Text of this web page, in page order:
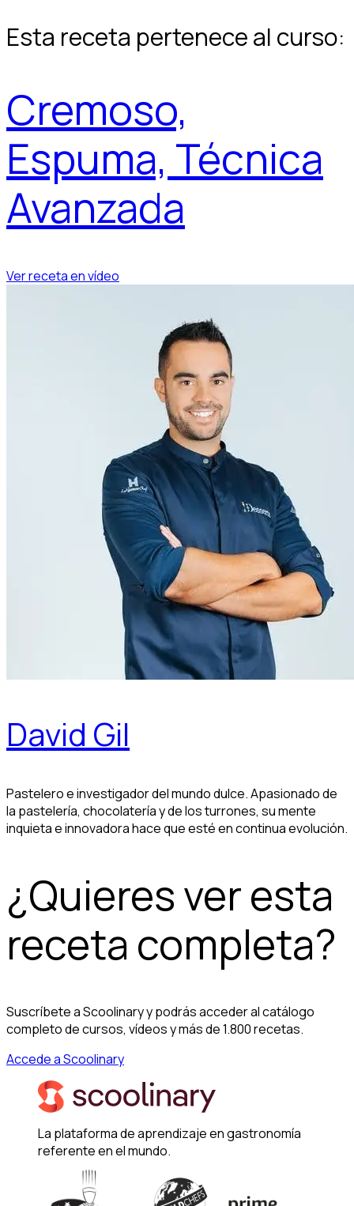
Esta receta pertenece al curso:
Cremoso,
Espuma, Técnica
Avanzada
Ver receta en vídeo
David Gil
Pastelero e investigador del mundo dulce. Apasionado de
la pastelería, chocolatería y de los turrones, su mente
inquieta e innovadora hace que esté en continua evolución.
¿Quieres ver esta
receta completa?
Suscríbete a Scoolinary y podrás acceder al catálogo
completo de cursos, vídeos y más de 1.800 recetas.
Accede a Scoolinary
La plataforma de aprendizaje en gastronomía
referente en el mundo.